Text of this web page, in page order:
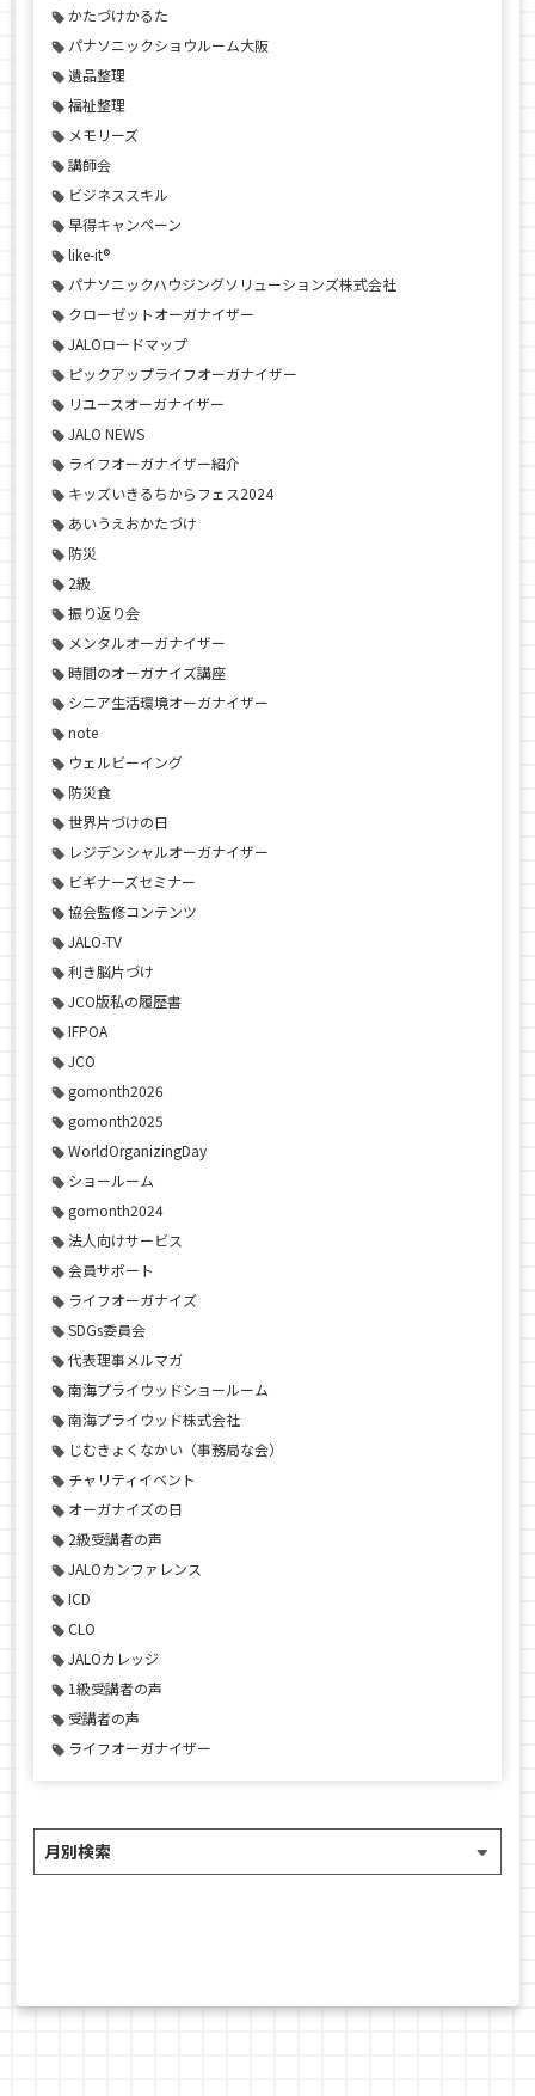
かたづけかるた
パナソニックショウルーム大阪
遺品整理
福祉整理
メモリーズ
講師会
ビジネススキル
早得キャンペーン
like-it®
パナソニックハウジングソリューションズ株式会社
クローゼットオーガナイザー
JALOロードマップ
ピックアップライフオーガナイザー
リユースオーガナイザー
JALO NEWS
ライフオーガナイザー紹介
キッズいきるちからフェス2024
あいうえおかたづけ
防災
2級
振り返り会
メンタルオーガナイザー
時間のオーガナイズ講座
シニア生活環境オーガナイザー
note
ウェルビーイング
防災食
世界片づけの日
レジデンシャルオーガナイザー
ビギナーズセミナー
協会監修コンテンツ
JALO-TV
利き脳片づけ
JCO版私の履歴書
IFPOA
JCO
gomonth2026
gomonth2025
WorldOrganizingDay
ショールーム
gomonth2024
法人向けサービス
会員サポート
ライフオーガナイズ
SDGs委員会
代表理事メルマガ
南海プライウッドショールーム
南海プライウッド株式会社
じむきょくなかい（事務局な会）
チャリティイベント
オーガナイズの日
2級受講者の声
JALOカンファレンス
ICD
CLO
JALOカレッジ
1級受講者の声
受講者の声
ライフオーガナイザー